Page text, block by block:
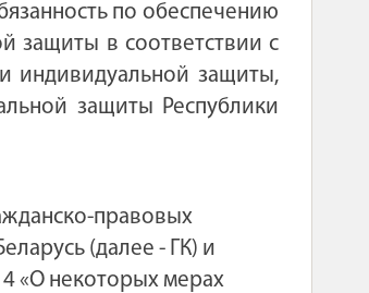
по обеспечению
защиты в соответствии с
индивидуальной защиты,
защиты Республики
правовых
(далее - ГК) и
«О некоторых мерах